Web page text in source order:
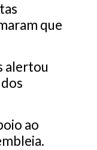
que
alertou
ao